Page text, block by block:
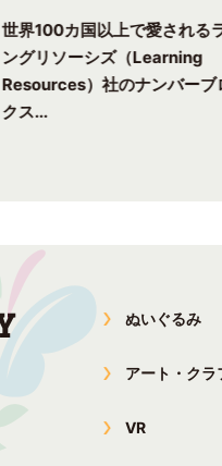
世界100カ国以上で愛される
ングリソーシズ（Learning
Resources）社のナンバーブ
クス...
ぬいぐるみ
アート・クラ
VR